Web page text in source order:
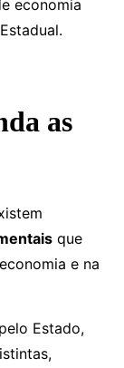
economia
as
que
e na
Estado,